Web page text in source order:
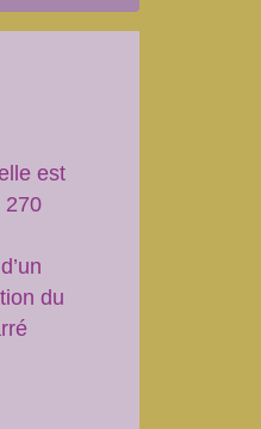
est
270
du